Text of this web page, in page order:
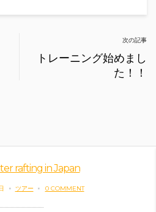
次の記事
トレーニング始めまし
た！！
rafting in Japan
ツアー 0 COMMENT